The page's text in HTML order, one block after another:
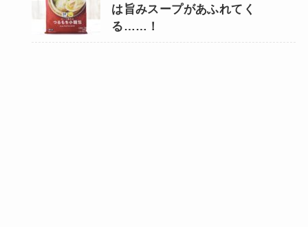
は旨みスープがあふれてく
る……！